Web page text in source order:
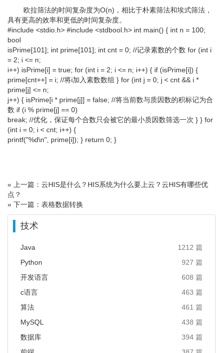
欧拉筛法的时间复杂度为O(n)，相比于朴素筛法和埃式筛法，
具有更高的效率和更低的时间复杂度。
#include <stdio.h> #include <stdbool.h> int main() { int n = 100;
bool
isPrime[101]; int prime[101]; int cnt = 0; //记录素数的个数 for (int i
= 2; i <= n;
i++) isPrime[i] = true; for (int i = 2; i <= n; i++) { if (isPrime[i]) {
prime[cnt++] = i; //将i加入素数数组 } for (int j = 0; j < cnt && i *
prime[j] <= n;
j++) { isPrime[i * prime[j]] = false; //将当前数与质因数的积标记为合
数 if (i % prime[j] == 0)
break; //优化，保证每个合数只会被它的最小质因数筛选一次 } } for
(int i = 0; i < cnt; i++) {
printf("%d\n", prime[i]); } return 0; }
« 上一篇：云HIS是什么？HIS系统为什么要上云？云HIS有哪些优
点？
» 下一篇：表格数据转换
技术
Java
1212 篇
Python
927 篇
开发语言
608 篇
c语言
463 篇
算法
461 篇
MySQL
438 篇
数据库
394 篇